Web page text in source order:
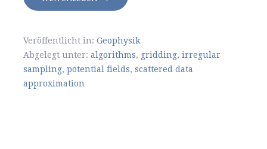
Veröffentlicht in: Geophysik
Abgelegt unter: algorithms, gridding, irregular
sampling, potential fields, scattered data
approximation